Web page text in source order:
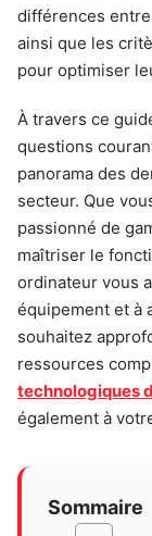
différences
ainsi que les
pour optimiser
À travers ce
questions
panorama des
secteur. Que
passionné de
maîtriser le
ordinateur vous
équipement et à
souhaitez
ressources
technologiques
également à
Sommaire